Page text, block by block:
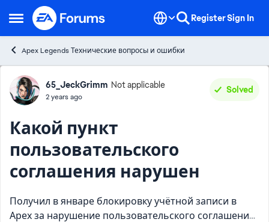
Open Side Menu
Skip to content RegisterSign In
Apex Legends Технические вопросы и ошибки
Forum Discussion
65_JeckGrimm Not applicable
2 years ago
Solved
Какой пункт
пользовательского
соглашения нарушен
Получил в январе блокировку учётной записи в
Арех за нарушение пользовательского соглашения.